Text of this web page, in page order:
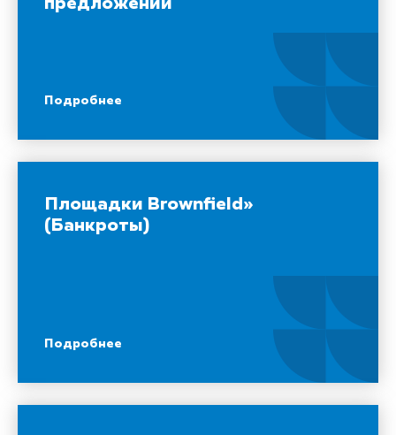
предложений
Подробнее
Площадки Brownfield»
(Банкроты)
Подробнее